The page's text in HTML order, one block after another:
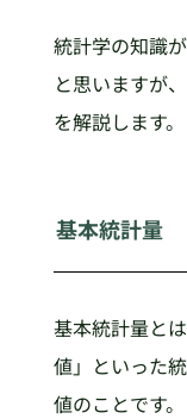
統計学の知識
と思いますが
を解説します。
基本統計量
基本統計量と
値」といった
値のことです